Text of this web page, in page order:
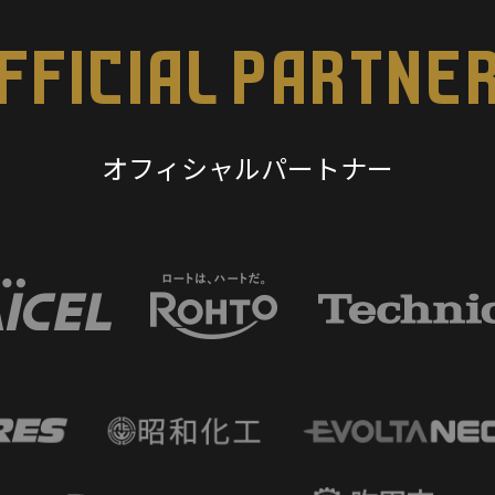
オフィシャルパートナー